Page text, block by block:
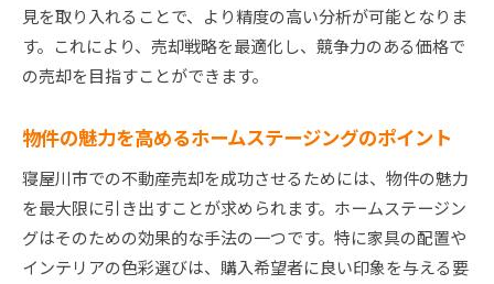
人気の間取りとその理由
エリア別人気物件の特徴
需要が高い設備や仕様とは
地域住民の生活スタイルと人気物件
投資用物件としての人気の理由
不動産売却を成功させるための法律面での注意点と
心得
見を取り入れることで、より精度の高い分析が可能となりま
す。これにより、売却戦略を最適化し、競争力のある価格で
の売却を目指すことができます。
物件の魅力を高めるホームステージングのポイント
寝屋川市での不動産売却を成功させるためには、物件の魅力
を最大限に引き出すことが求められます。ホームステージン
グはそのための効果的な手法の一つです。特に家具の配置や
インテリアの色彩選びは、購入希望者に良い印象を与える要